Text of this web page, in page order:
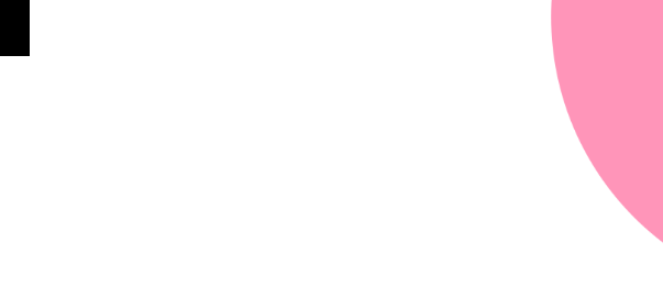
Que cherchez-vous?